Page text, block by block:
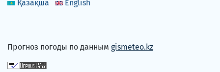
Қазақша
English
Прогноз погоды по данным gismeteo.kz